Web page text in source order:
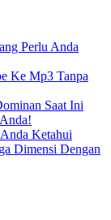
Perlu Anda
Ke Mp3 Tanpa
Saat Ini
Ketahui
Dimensi Dengan